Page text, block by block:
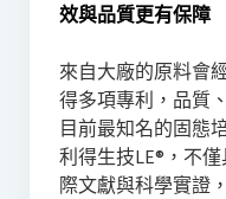
效與品質更有保障
來自大廠的原料會
得多項專利，品質
目前最知名的固態
利得生技LE®，不
際文獻與科學實證